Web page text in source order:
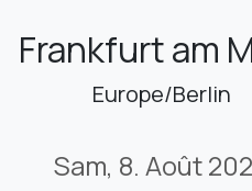
Frankfurt am
Europe/Berlin
Sam, 8. Août